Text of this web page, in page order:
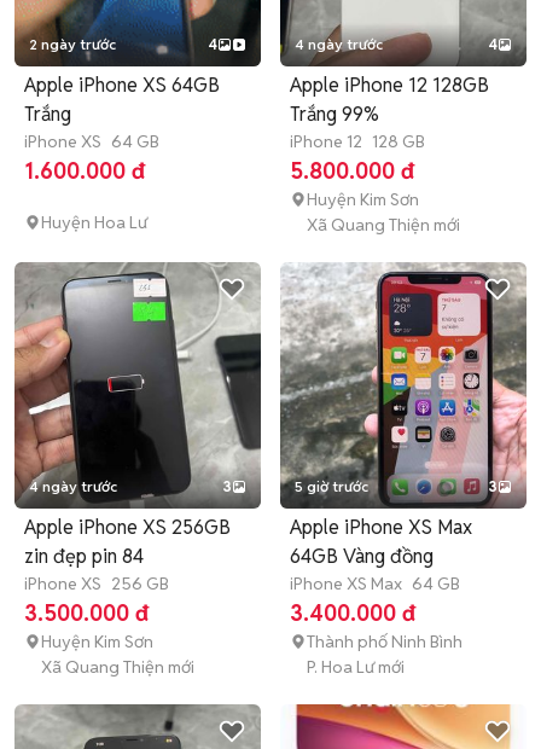
2 ngày trước 4
Apple iPhone XS 64GB
Trắng
iPhone XS 64 GB
1.600.000 đ
Huyện Hoa Lư
4 ngày trước 4
Apple iPhone 12 128GB
Trắng 99%
iPhone 12 128 GB
5.800.000 đ
Huyện Kim Sơn
Xã Quang Thiện mới
4 ngày trước 3
Apple iPhone XS 256GB
zin đẹp pin 84
iPhone XS 256 GB
3.500.000 đ
Huyện Kim Sơn
Xã Quang Thiện mới
5 giờ trước 3
Apple iPhone XS Max
64GB Vàng đồng
iPhone XS Max 64 GB
3.400.000 đ
Thành phố Ninh Bình
P. Hoa Lư mới